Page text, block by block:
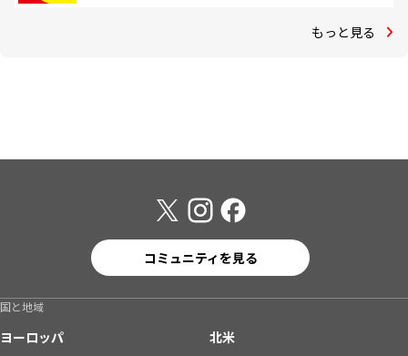
もっと見る
コミュニティを見る
国と地域
ヨーロッパ
北米